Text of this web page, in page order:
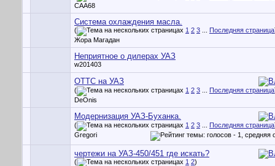
CAA68
Система охлаждения масла.
( 1 2 3 Последняя страница
Жора Магадан
Неприятное о дилерах УАЗ
w201403
ОТТС на УАЗ
( 1 2 3 Последняя страница
DeOnis
Модернизация УАЗ-Буханка.
( 1 2 3 Последняя страница
Gregori
чертежи на УАЗ-450/451 где искать?
( 1 2)